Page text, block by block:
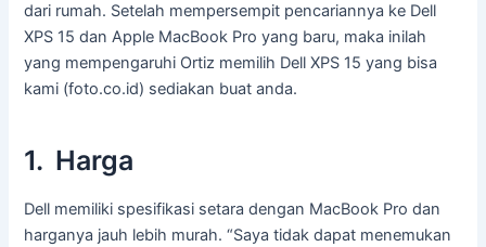
dari rumah. Setelah mempersempit pencariannya ke Dell
XPS 15 dan Apple MacBook Pro yang baru, maka inilah
yang mempengaruhi Ortiz memilih Dell XPS 15 yang bisa
kami (foto.co.id) sediakan buat anda.
1. Harga
Dell memiliki spesifikasi setara dengan MacBook Pro dan
harganya jauh lebih murah. “Saya tidak dapat menemukan